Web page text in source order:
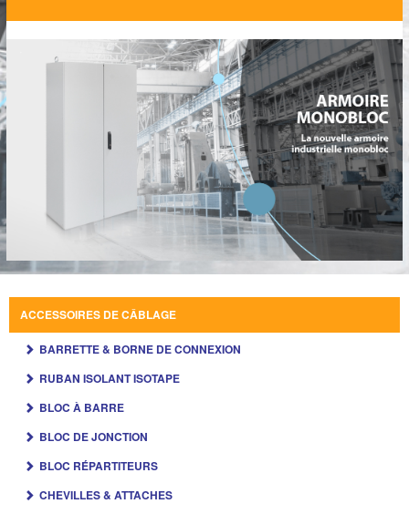
ACCESSOIRES DE CÂBLAGE
BARRETTE & BORNE DE CONNEXION
RUBAN ISOLANT ISOTAPE
BLOC À BARRE
BLOC DE JONCTION
BLOC RÉPARTITEURS
CHEVILLES & ATTACHES